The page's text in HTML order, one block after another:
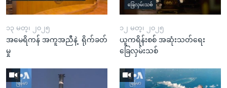
၁၃ မတ္၊ ၂၀၂၅
အမေရိကန် အကူအညီနဲ့ ရိုက်ခတ်
မှု
၁၂ မတ္၊ ၂၀၂၅
ယူကရိန်းစစ် အဆုံးသတ်ရေး
ခြေလှမ်းသစ်